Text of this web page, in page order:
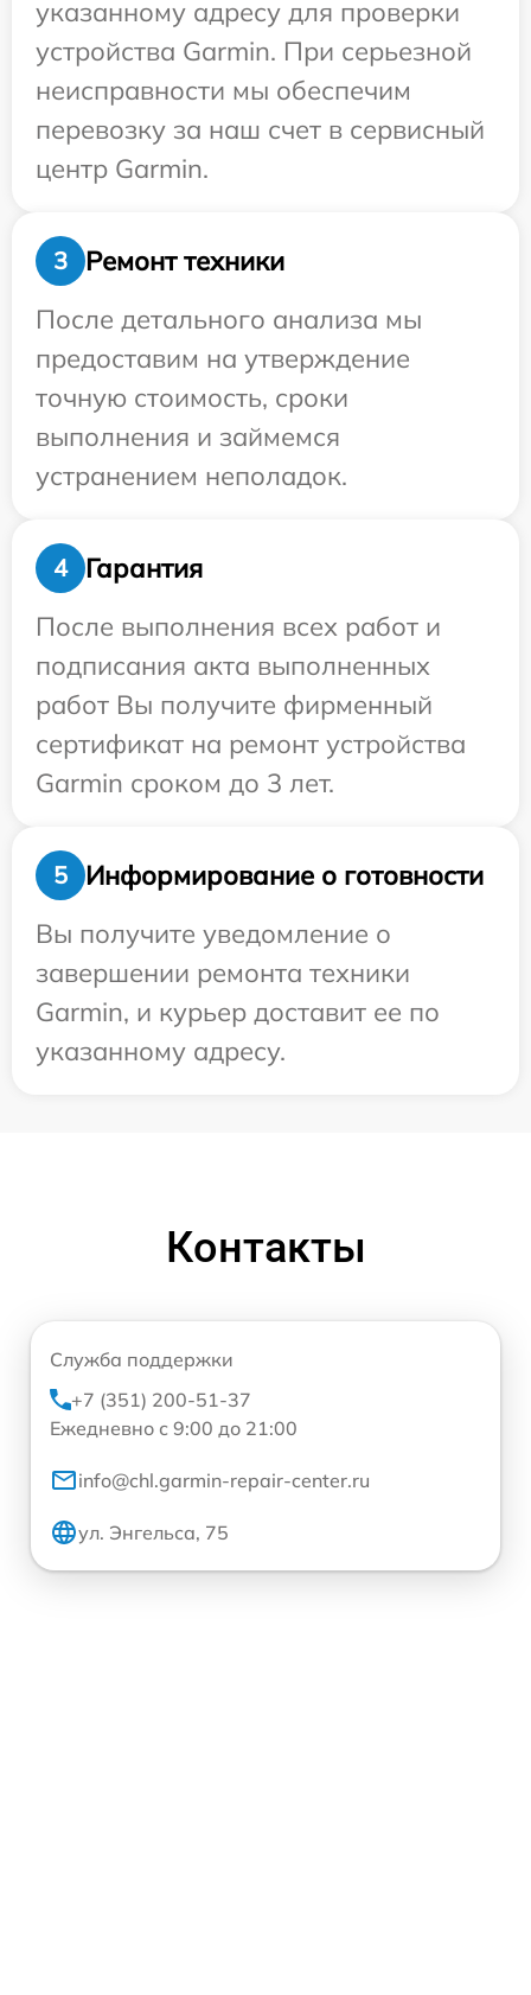
указанному адресу для проверки
устройства Garmin. При серьезной
неисправности мы обеспечим
перевозку за наш счет в сервисный
центр Garmin.
3
Ремонт техники
После детального анализа мы
предоставим на утверждение
точную стоимость, сроки
выполнения и займемся
устранением неполадок.
4
Гарантия
После выполнения всех работ и
подписания акта выполненных
работ Вы получите фирменный
сертификат на ремонт устройства
Garmin сроком до 3 лет.
5
Информирование о готовности
Вы получите уведомление о
завершении ремонта техники
Garmin, и курьер доставит ее по
указанному адресу.
Контакты
Служба поддержки
+7 (351) 200-51-37
Ежедневно с 9:00 до 21:00
info@chl.garmin-repair-center.ru
ул. Энгельса, 75